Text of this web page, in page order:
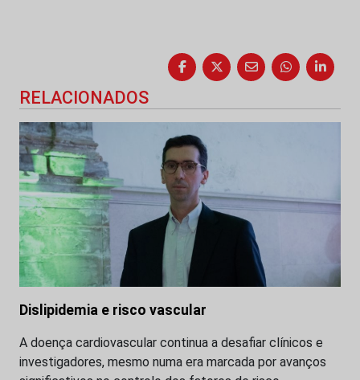
RELACIONADOS
Dislipidemia e risco vascular
A doença cardiovascular continua a desafiar clínicos e
investigadores, mesmo numa era marcada por avanços